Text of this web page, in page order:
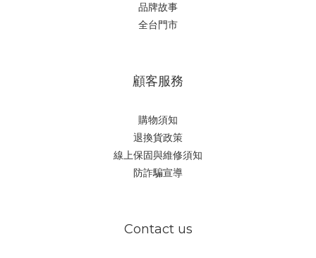
品牌故事
全台門市
顧客服務
購物須知
退換貨政策
線上保固與維修須知
防詐騙宣導
Contact us